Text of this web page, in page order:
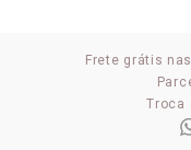
Frete grátis
Troca